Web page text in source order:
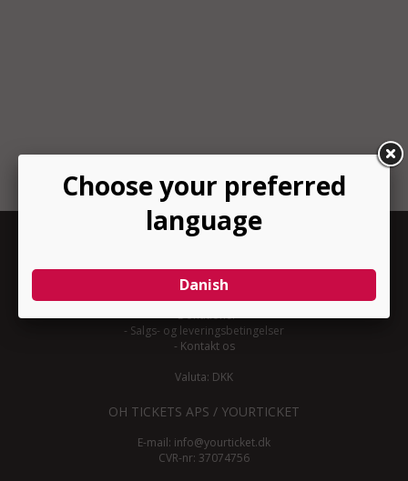
INFORMATION
-Om YourTicket
Bliv arrangør
-Arrangør login
-Donationer
- Salgs- og leveringsbetingelser
- Kontakt os
Valuta: DKK
OH TICKETS APS / YOURTICKET
E-mail: info@yourticket.dk
CVR-nr: 37074756